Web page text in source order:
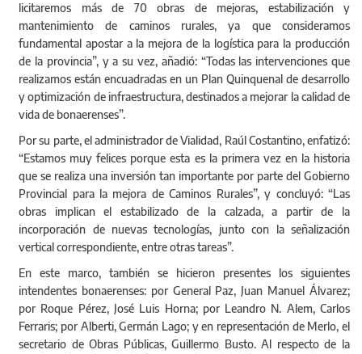
licitaremos más de 70 obras de mejoras, estabilización y
mantenimiento de caminos rurales, ya que consideramos
fundamental apostar a la mejora de la logística para la producción
de la provincia”, y a su vez, añadió: “Todas las intervenciones que
realizamos están encuadradas en un Plan Quinquenal de desarrollo
y optimización de infraestructura, destinados a mejorar la calidad de
vida de bonaerenses”.
Por su parte, el administrador de Vialidad, Raúl Costantino, enfatizó:
“Estamos muy felices porque esta es la primera vez en la historia
que se realiza una inversión tan importante por parte del Gobierno
Provincial para la mejora de Caminos Rurales”, y concluyó: “Las
obras implican el estabilizado de la calzada, a partir de la
incorporación de nuevas tecnologías, junto con la señalización
vertical correspondiente, entre otras tareas”.
En este marco, también se hicieron presentes los siguientes
intendentes bonaerenses: por General Paz, Juan Manuel Álvarez;
por Roque Pérez, José Luis Horna; por Leandro N. Alem, Carlos
Ferraris; por Alberti, Germán Lago; y en representación de Merlo, el
secretario de Obras Públicas, Guillermo Busto. Al respecto de la